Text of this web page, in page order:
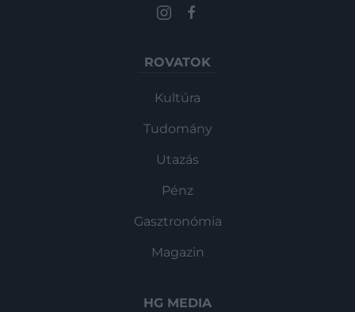
ROVATOK
Kultúra
Tudomány
Utazás
Pénz
Gasztronómia
Magazin
HG MEDIA